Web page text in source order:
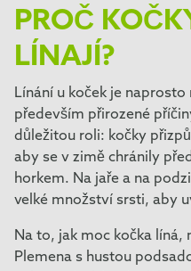
PROČ
LÍNAJÍ?
Línání u koček je
především přirozené
důležitou roli: kočky
aby se v zimě chránily
horkem. Na jaře a na
velké množství srsti, aby
Na to, jak moc kočka líná,
Plemena s hustou